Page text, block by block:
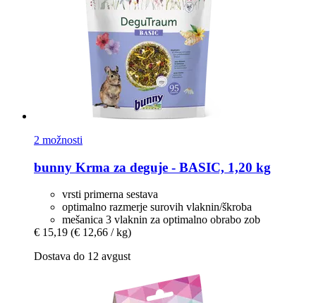
2 možnosti
bunny Krma za deguje -​ BASIC, 1,20 kg
vrsti primerna sestava
optimalno razmerje surovih vlaknin/škroba
mešanica 3 vlaknin za optimalno obrabo zob
€ 15,19 (€ 12,66 / kg)
Dostava do 12 avgust